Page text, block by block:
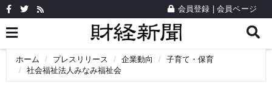
会員登録 会員ページ
ホーム プレスリリース 企業動向
子育て・保育
社会福祉法人みなみ福祉会